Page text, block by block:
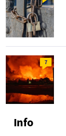
7
Info